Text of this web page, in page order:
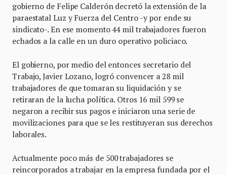
gobierno de Felipe Calderón decretó la extensión de la
paraestatal Luz y Fuerza del Centro -y por ende su
sindicato-. En ese momento 44 mil trabajadores fueron
echados a la calle en un duro operativo policiaco.
El gobierno, por medio del entonces secretario del
Trabajo, Javier Lozano, logró convencer a 28 mil
trabajadores de que tomaran su liquidación y se
retiraran de la lucha política. Otros 16 mil 599 se
negaron a recibir sus pagos e iniciaron una serie de
movilizaciones para que se les restituyeran sus derechos
laborales.
Actualmente poco más de 500 trabajadores se
reincorporados a trabajar en la empresa fundada por el